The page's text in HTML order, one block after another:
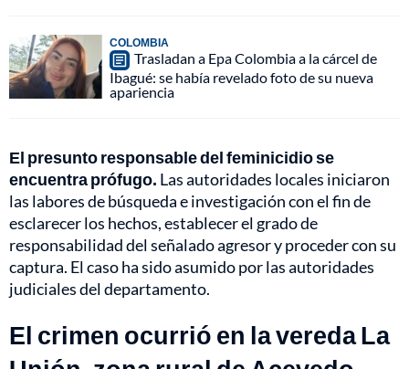
COLOMBIA
Trasladan a Epa Colombia a la cárcel de
Ibagué: se había revelado foto de su nueva
apariencia
El presunto responsable del feminicidio se
encuentra prófugo. Las autoridades locales iniciaron
las labores de búsqueda e investigación con el fin de
esclarecer los hechos, establecer el grado de
responsabilidad del señalado agresor y proceder con su
captura. El caso ha sido asumido por las autoridades
judiciales del departamento.
El crimen ocurrió en la vereda La